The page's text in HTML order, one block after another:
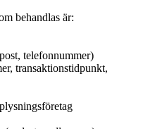
behandlas är:
telefonnummer)
transaktionstidpunkt,